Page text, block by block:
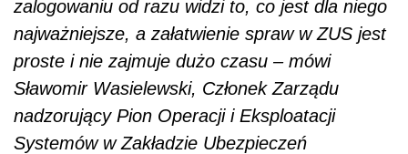
zalogowaniu od razu widzi to, co jest dla niego
najważniejsze, a załatwienie spraw w ZUS jest
proste i nie zajmuje dużo czasu – mówi
Sławomir Wasielewski, Członek Zarządu
nadzorujący Pion Operacji i Eksploatacji
Systemów w Zakładzie Ubezpieczeń